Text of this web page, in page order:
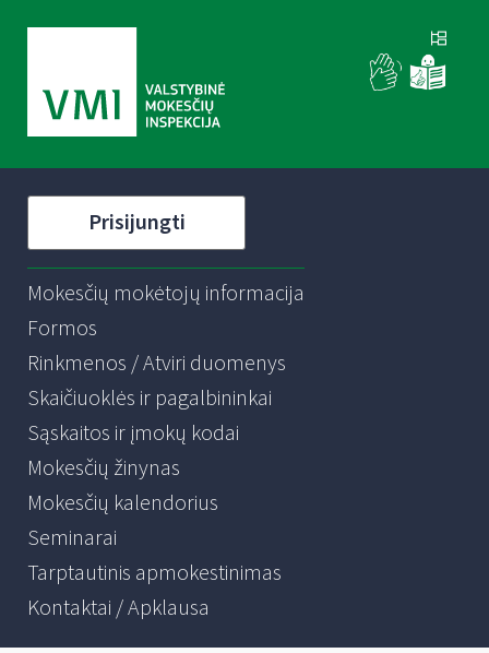
Prisijungti
Mokesčių mokėtojų informacija
Formos
Rinkmenos / Atviri duomenys
Skaičiuoklės ir pagalbininkai
Sąskaitos ir įmokų kodai
Mokesčių žinynas
Mokesčių kalendorius
Seminarai
Tarptautinis apmokestinimas
Kontaktai / Apklausa